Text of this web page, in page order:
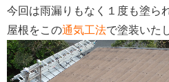
今回は雨漏りもなく１度も塗ら
屋根をこの通気工法で塗装いた